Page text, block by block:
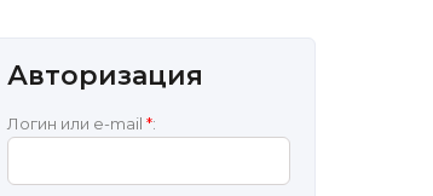
Авторизация
Логин или e-mail *: